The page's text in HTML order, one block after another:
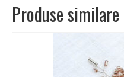
Produse similare